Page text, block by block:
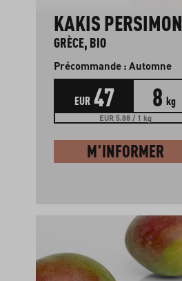
KAKIS PERSIMON
GRÈCE, BIO
Précommande : Automne
EUR 47 8 kg
EUR 5.88 / 1 kg
M'INFORMER